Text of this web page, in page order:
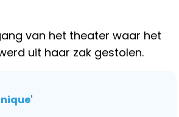
van het theater waar het
uit haar zak gestolen.